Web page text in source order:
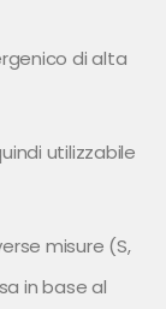
di alta
utilizzabile
misure (S,
in base al